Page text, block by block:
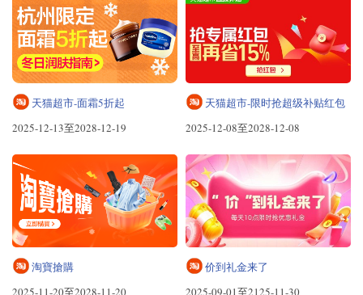
天猫超市-面霜5折起
2025-12-13至2028-12-19
天猫超市-限时抢超级补贴红包
2025-12-08至2028-12-08
淘寶搶購
2025-11-20至2028-11-20
价到礼金来了
2025-09-01至2125-11-30